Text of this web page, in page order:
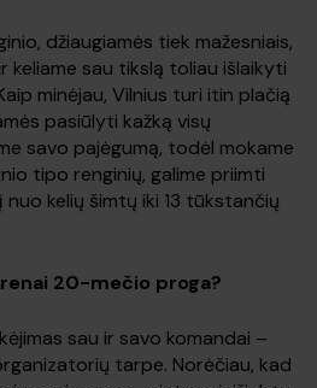
džiaugiamės tiek mažesniais,
keliame sau tikslą toliau išlaikyti
minėjau, Vilnius turi itin plačią
pasiūlyti kažką visų
savo pajėgumą, todėl mokame
tipo renginių, galime priimti
kelių šimtų iki 13 tūkstančių
20-mečio proga?
sau ir savo komandai –
tarpe. Norėčiau, kad